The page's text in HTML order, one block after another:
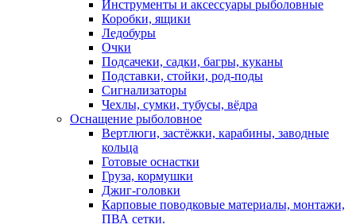
Инструменты и аксессуары рыболовные
Коробки, ящики
Ледобуры
Очки
Подсачеки, садки, багры, куканы
Подставки, стойки, род-поды
Сигнализаторы
Чехлы, сумки, тубусы, вёдра
Оснащение рыболовное
Вертлюги, застёжки, карабины, заводные
кольца
Готовые оснастки
Груза, кормушки
Джиг-головки
Карповые поводковые материалы, монтажи,
ПВА сетки.